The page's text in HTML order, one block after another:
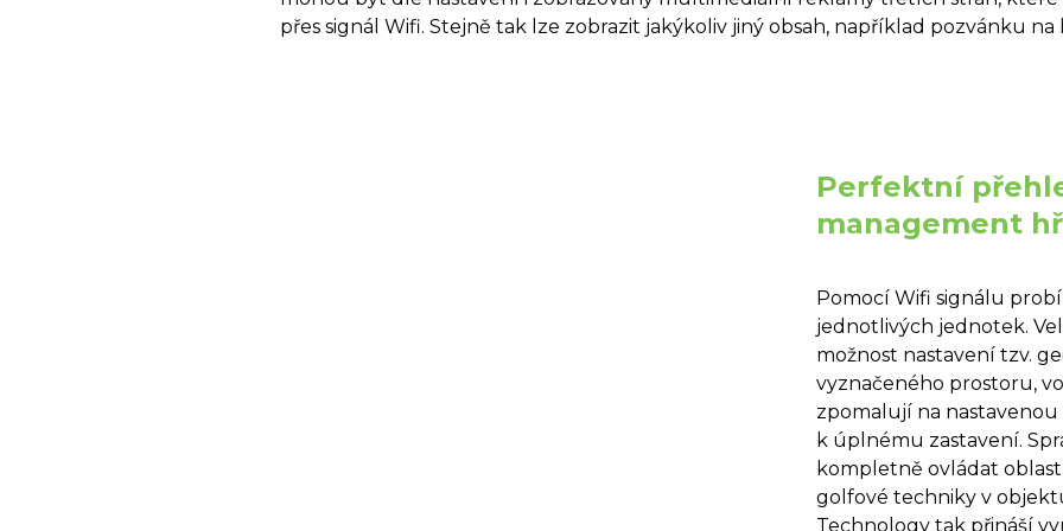
přes signál Wifi. Stejně tak lze zobrazit jakýkoliv jiný obsah, například pozvánku
Perfektní
management
Pomocí Wifi signálu
jednotlivých jednotek.
možnost nastavení tzv.
vyznačeného prostoru,
zpomalují na
k úplnému zastavení.
kompletně ovládat
golfové techniky v
Technology tak přináší